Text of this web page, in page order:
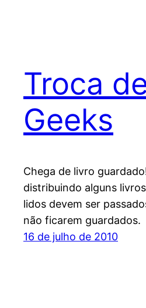
Troca
Geeks
Chega de livro
distribuindo alguns
lidos devem ser
não ficarem guardados.
16 de julho de 2010